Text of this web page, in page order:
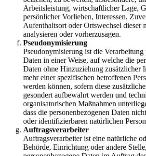
Arbeitsleistung, wirtschaftlicher Lage,
persönlicher Vorlieben, Interessen,
Aufenthaltsort oder Ortswechsel dieser
analysieren oder vorherzusagen.
Pseudonymisierung
Pseudonymisierung ist die Verarbeitung
Daten in einer Weise, auf welche die
Daten ohne Hinzuziehung zusätzlicher
mehr einer spezifischen betroffenen
werden können, sofern diese
gesondert aufbewahrt werden und
organisatorischen Maßnahmen
dass die personenbezogenen Daten
oder identifizierbaren natürlichen
Auftragsverarbeiter
Auftragsverarbeiter ist eine natürliche
Behörde, Einrichtung oder andere